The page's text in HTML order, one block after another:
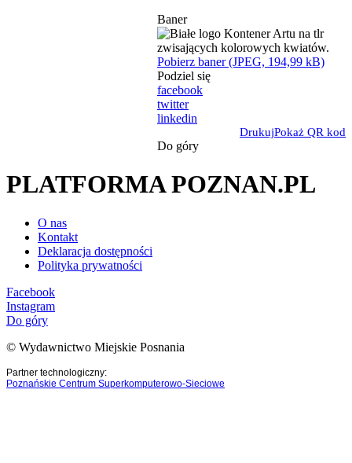
Baner
Pobierz baner (JPEG, 194,99 kB)
Podziel się
facebook
twitter
linkedin
DrukujPokaż QR kod
Do góry
PLATFORMA POZNAN.PL
O nas
Kontakt
Deklaracja dostępności
Polityka prywatności
Facebook
Instagram
Do góry
© Wydawnictwo Miejskie Posnania
Partner technologiczny:
Poznańskie Centrum Superkomputerowo-Sieciowe